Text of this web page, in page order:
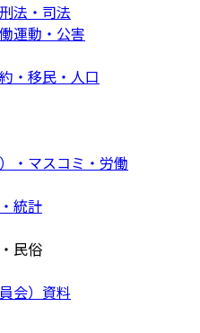
法・司法
運動・公害
・移民・人口
・マスコミ・労働
統計
民俗
会）資料